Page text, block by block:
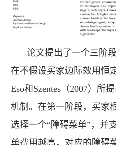
论文提出了一个三阶
在不假设买家边际效用恒
Eso和Szentes（2007）所
机制。在第一阶段，买家
选择一个“障碍菜单”，并